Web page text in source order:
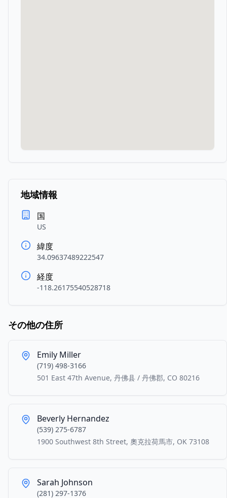
地域情報
国
US
緯度
34.09637489222547
経度
-118.26175540528718
その他の住所
Emily Miller
(719) 498-3166
501 East 47th Avenue, 丹佛县 / 丹佛郡, CO 80216
Beverly Hernandez
(539) 275-6787
1900 Southwest 8th Street, 奧克拉荷馬市, OK 73108
Sarah Johnson
(281) 297-1376